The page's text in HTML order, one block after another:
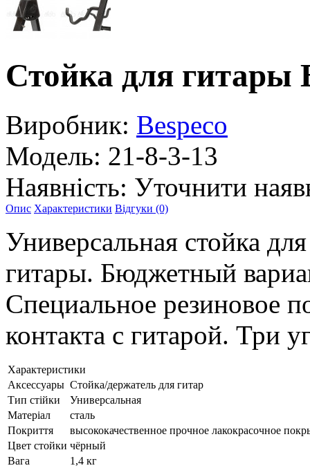
Стойка для гитары
Виробник: Bespeco
Модель: 21-8-3-13
Наявність: Уточнити
Опис Характеристики Відгуки (0)
Универсальная стойка
гитары. Бюджетный
Специальное резиновое
контакта с гитарой. Три
Характеристики
Аксессуары Стойка/держатель для гитар
Тип стійки
Универсальная
Матеріал
сталь
Покриття
высококачественное прочное лакокрасочное
Цвет стойки чёрный
Вага
1,4 кг